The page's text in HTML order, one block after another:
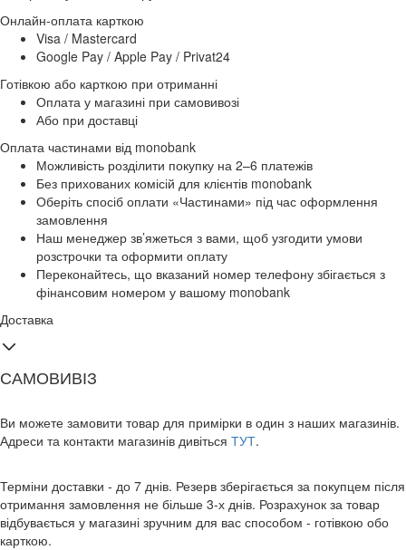
Онлайн-оплата карткою
Visa / Mastercard
Google Pay / Apple Pay / Privat24
Готівкою або карткою при отриманні
Оплата у магазині при самовивозі
Або при доставці
Оплата частинами від monobank
Можливість розділити покупку на 2–6 платежів
Без прихованих комісій для клієнтів monobank
Оберіть спосіб оплати «Частинами» під час оформлення
замовлення
Наш менеджер зв’яжеться з вами, щоб узгодити умови
розстрочки та оформити оплату
Переконайтесь, що вказаний номер телефону збігається з
фінансовим номером у вашому monobank
Доставка
САМОВИВІЗ
Ви можете замовити товар для примірки в один з наших магазинів.
Адреси та контакти магазинів дивіться ТУТ.
Терміни доставки - до 7 днів. Резерв зберігається за покупцем після
отримання замовлення не більше 3-х днів. Розрахунок за товар
відбувається у магазині зручним для вас способом - готівкою обо
карткою.